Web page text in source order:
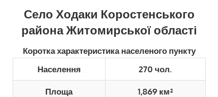
Село Ходаки Коростенського
района Житомирської області
Коротка характеристика населеного пункту
Населення
270 чол.
Площа 1,869 км²